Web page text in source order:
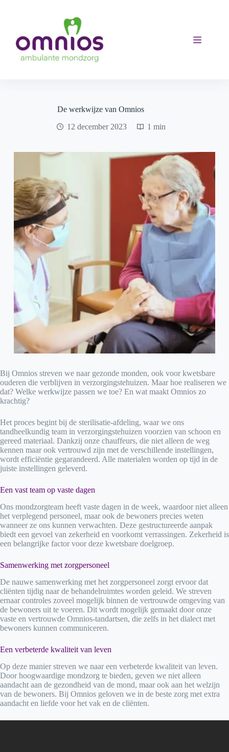
De werkwijze van Omnios
12 december 2023
1 min
Bij Omnios streven we naar gezonde monden, ook voor kwetsbare
ouderen die verblijven in verzorgingstehuizen. Maar hoe realiseren we
dat? Welke werkwijze passen we toe? En wat maakt Omnios zo
krachtig?
Het proces begint bij de sterilisatie-afdeling, waar we ons
tandheelkundig team in verzorgingstehuizen voorzien van schoon en
gereed materiaal. Dankzij onze chauffeurs, die niet alleen de weg
kennen maar ook vertrouwd zijn met de verschillende instellingen,
wordt efficiëntie gegarandeerd. Alle materialen worden op tijd in de
juiste instellingen geleverd.
Een vast team op vaste dagen
Ons mondzorgteam heeft vaste dagen in de week, waardoor niet alleen
het verplegend personeel, maar ook de bewoners precies weten
wanneer ze ons kunnen verwachten. Deze gestructureerde aanpak
biedt een gevoel van zekerheid en voorkomt verrassingen. Zekerheid is
een belangrijke factor voor deze kwetsbare doelgroep.
Samenwerking met zorgpersoneel
De nauwe samenwerking met het zorgpersoneel zorgt ervoor dat
cliënten tijdig naar de behandelruimtes worden geleid. We streven
ernaar controles zoveel mogelijk binnen de vertrouwde omgeving van
de bewoners uit te voeren. Dit wordt mogelijk gemaakt door onze
vaste en vertrouwde Omnios-tandartsen, die zelfs in het dialect met
bewoners kunnen communiceren.
Een verbeterde kwaliteit van leven
Op deze manier streven we naar een verbeterde kwaliteit van leven.
Door hoogwaardige mondzorg te bieden, geven we niet alleen
aandacht aan de gezondheid van de mond, maar ook aan het welzijn
van de bewoners. Bij Omnios geloven we in de beste zorg met extra
aandacht en liefde voor het vak en de cliënten.